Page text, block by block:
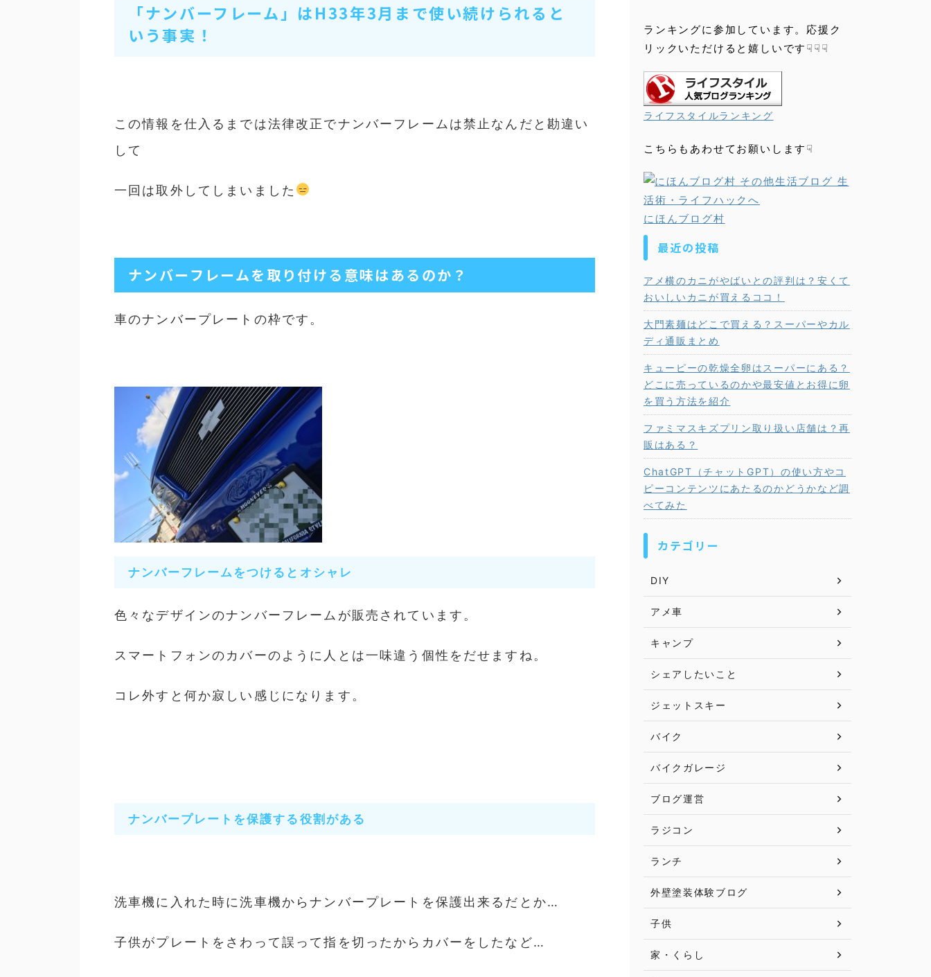
「ナンバーフレーム」はH33年3月まで使い続けられると
いう事実！
この情報を仕入るまでは法律改正でナンバーフレームは禁止なんだと勘違い
して
一回は取外してしまいました
ナンバーフレームを取り付ける意味はあるのか？
車のナンバープレートの枠です。
ナンバーフレームをつけるとオシャレ
色々なデザインのナンバーフレームが販売されています。
スマートフォンのカバーのように人とは一味違う個性をだせますね。
コレ外すと何か寂しい感じになります。
ナンバープレートを保護する役割がある
洗車機に入れた時に洗車機からナンバープレートを保護出来るだとか…
子供がプレートをさわって誤って指を切ったからカバーをしたなど…
ランキングに参加しています。応援ク
リックいただけると嬉しいです☟☟☟
ライフスタイルランキング
こちらもあわせてお願いします☟
にほんブログ村
最近の投稿
アメ横のカニがやばいとの評判は？安くて
おいしいカニが買えるココ！
大門素麺はどこで買える？スーパーやカル
ディ通販まとめ
キューピーの乾燥全卵はスーパーにある？
どこに売っているのかや最安値とお得に卵
を買う方法を紹介
ファミマスキズプリン取り扱い店舗は？再
販はある？
ChatGPT（チャットGPT）の使い方やコ
ピーコンテンツにあたるのかどうかなど調
べてみた
カテゴリー
DIY
アメ車
キャンプ
シェアしたいこと
ジェットスキー
バイク
バイクガレージ
ブログ運営
ラジコン
ランチ
外壁塗装体験ブログ
子供
家・くらし